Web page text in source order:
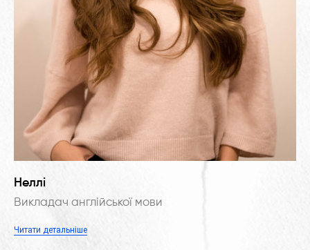
Неллі
Викладач англійської мови
Читати детальніше